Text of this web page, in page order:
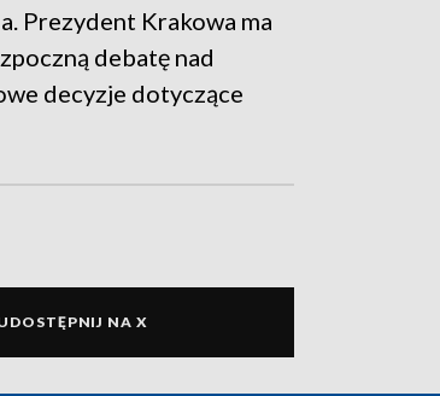
Prezydent Krakowa ma
debatę nad
decyzje dotyczące
NA X